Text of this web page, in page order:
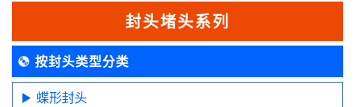
封头堵头系列
按封头类型分类
蝶形封头